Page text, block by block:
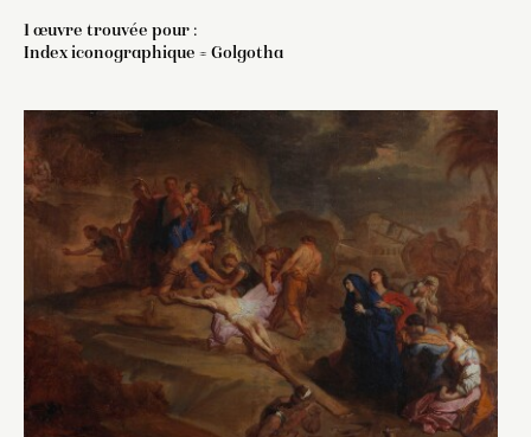
1 œuvre trouvée pour :
Index iconographique = Golgotha